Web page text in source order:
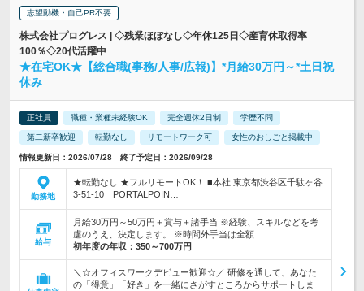
志望動機・自己PR不要
株式会社プログレス | ◇残業ほぼなし◇年休125日◇産育休取得率
100％◇20代活躍中
★在宅OK★【総合職(事務/人事/広報)】*月給30万円～*土日祝
休み
正社員 職種・業種未経験OK 完全週休2日制 学歴不問
第二新卒歓迎 転勤なし リモートワーク可 女性のおしごと掲載中
情報更新日：2026/07/28 終了予定日：2026/09/28
勤務地
★転勤なし ★フルリモートOK！ ■本社 東京都渋谷区千駄ヶ谷
3-51-10 PORTALPOIN…
給与
月給30万円～50万円＋賞与＋諸手当 ※経験、スキルなどを考
慮のうえ、決定します。 ※時間外手当は全額…
初年度の年収： 350～700万円
＼☆オフィスワークデビュー歓迎☆／ 研修を通して、あなた
の「得意」「好き」を一緒にさがすところからサポートしま